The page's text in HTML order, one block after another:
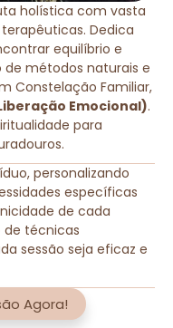
holística com vasta
Dedica
equilíbrio e
de métodos naturais e
Constelação Familiar,
Emocional).
para
personalizando
específicas
de cada
de técnicas
sessão seja eficaz e
Agora!